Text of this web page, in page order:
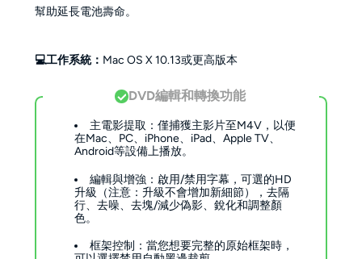
幫助延長電池壽命。
💻工作系統： Mac OS X 10.13或更高版本
DVD編輯和轉換功能
主電影提取：僅捕獲主影片至M4V，以便
在Mac、PC、iPhone、iPad、Apple TV、
Android等設備上播放。
編輯與增強：啟用/禁用字幕，可選的HD
升級（注意：升級不會增加新細節），去隔
行、去噪、去塊/減少偽影、銳化和調整顏
色。
框架控制：當您想要完整的原始框架時，